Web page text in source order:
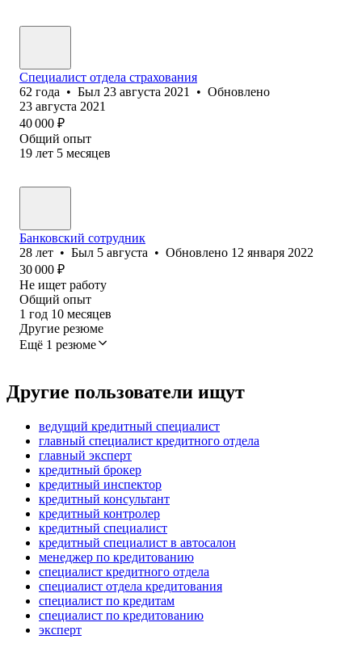
Специалист отдела страхования
62 года • Был 23 августа 2021 • Обновлено
23 августа 2021
40 000 ₽
Общий опыт
19 лет 5 месяцев
Банковский сотрудник
28 лет • Был 5 августа • Обновлено 12 января 2022
30 000 ₽
Не ищет работу
Общий опыт
1 год 10 месяцев
Другие резюме
Ещё 1 резюме
Другие пользователи ищут
ведущий кредитный специалист
главный специалист кредитного отдела
главный эксперт
кредитный брокер
кредитный инспектор
кредитный консультант
кредитный контролер
кредитный специалист
кредитный специалист в автосалон
менеджер по кредитованию
специалист кредитного отдела
специалист отдела кредитования
специалист по кредитам
специалист по кредитованию
эксперт